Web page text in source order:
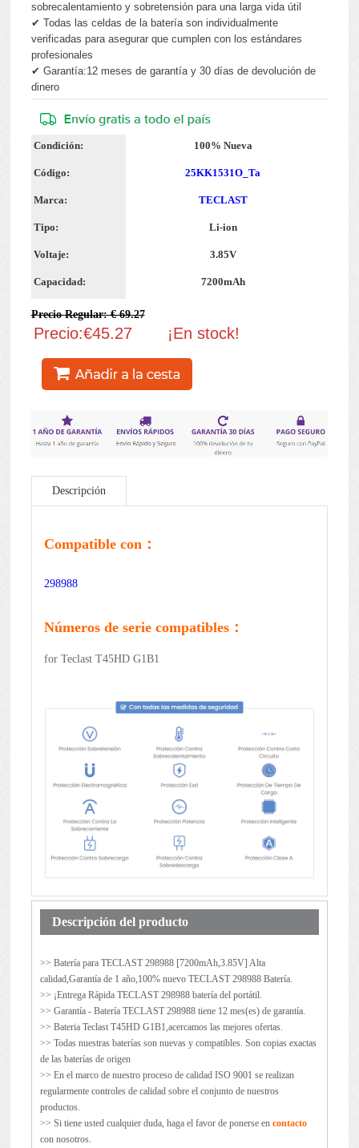
sobrecalentamiento y sobretensión para una larga vida útil
✔ Todas las celdas de la batería son individualmente
verificadas para asegurar que cumplen con los estándares
profesionales
✔ Garantía:12 meses de garantía y 30 días de devolución de
dinero
Condición: 100% Nueva
Código: 25KK1531O_Ta
Marca: TECLAST
Tipo: Li-ion
Voltaje: 3.85V
Capacidad: 7200mAh
Precio Regular: € 69.27
Precio:€45.27 ¡En stock!
Descripción
Compatible con：
298988
Números de serie compatibles：
for Teclast T45HD G1B1
Descripción del producto
>> Batería para TECLAST 298988[7200mAh,3.85V] Alta
calidad,Garantía de 1 año,100% nuevo TECLAST 298988 Batería.
>> ¡Entrega Rápida TECLAST 298988 batería del portátil.
>> Garantía - Batería TECLAST 298988 tiene 12 mes(es) de garantía.
>> Bateria Teclast T45HD G1B1,acercamos las mejores ofertas.
>> Todas nuestras baterías son nuevas y compatibles. Son copias exactas
de las baterías de origen
>> En el marco de nuestro proceso de calidad ISO 9001 se realizan
regularmente controles de calidad sobre el conjunto de nuestros
productos.
>> Si tiene usted cualquier duda, haga el favor de ponerse en contacto
con nosotros.